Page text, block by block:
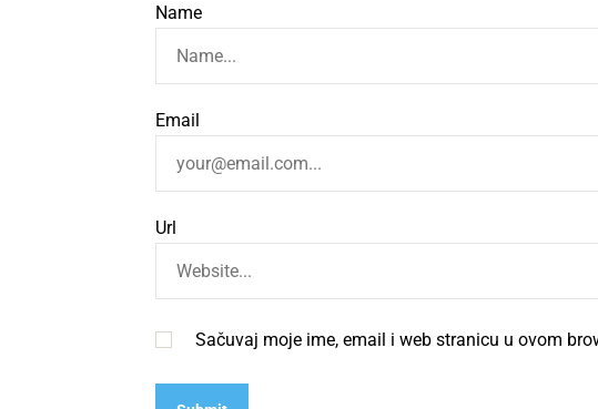
Name
Email
Url
Sačuvaj moje ime, email i web stranicu u ovom